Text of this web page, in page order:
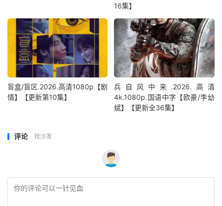
16集】
盲盒/盲区.2026.高清1080p【剧
情】【更新第10集】
兵自风中来‎.2026.高清
4k.1080p.国语中字【欧豪/李幼
斌】【更新全36集】
评论 抢沙发